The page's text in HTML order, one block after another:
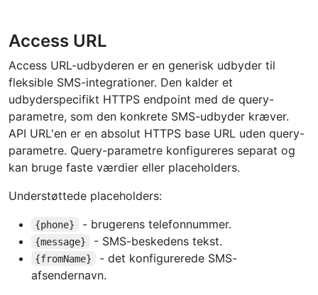
Access URL
Access URL-udbyderen er en generisk udbyder til
fleksible SMS-integrationer. Den kalder et
udbyderspecifikt HTTPS endpoint med de query-
parametre, som den konkrete SMS-udbyder kræver.
API URL'en er en absolut HTTPS base URL uden query-
parametre. Query-parametre konfigureres separat og
kan bruge faste værdier eller placeholders.
Understøttede placeholders:
{phone} - brugerens telefonnummer.
{message} - SMS-beskedens tekst.
{fromName}
- det konfigurerede SMS-
afsendernavn.